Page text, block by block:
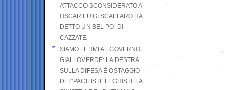
ATTACCO SCONSIDERATO A
OSCAR LUIGI SCALFARO HA
DETTO UN BEL PO’ DI
CAZZATE
SIAMO FERMI AL GOVERNO
GIALLOVERDE: LA DESTRA
SULLA DIFESA È OSTAGGIO
DEI “PACIFISTI” LEGHISTI, LA